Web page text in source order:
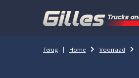
Terug Home Voorraad